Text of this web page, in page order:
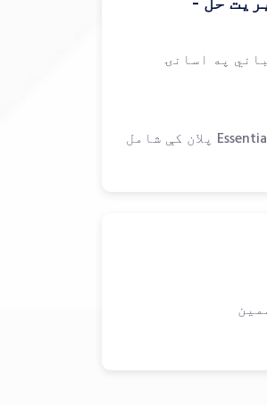
په اسانۍ
* په Essential پلان کې شامل